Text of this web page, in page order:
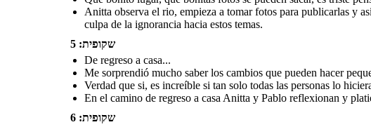
En casa...
Asies hermanita, platicare
de esto con mis amigos para
ponerlo en practica en casa y
poder dar nuestras
Anitta observa el rio, empieza a tomar fotos para publicarlas y
culpa de la ignorancia hacia estos temas.
שקופית: 5
De regreso a casa...
Me sorprendió mucho saber los cambios que pueden hacer
Verdad que si, es increíble si tan solo todas las personas lo
En el camino de regreso a casa Anitta y Pablo reflexionan y
שקופית: 6